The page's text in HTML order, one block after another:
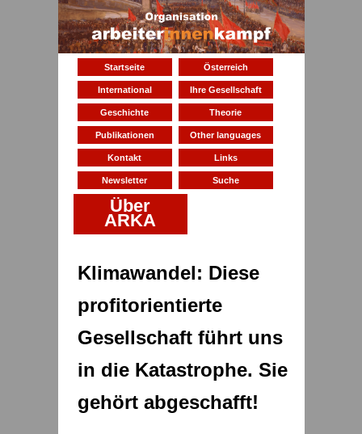
Startseite Österreich
International Ihre Gesellschaft
Geschichte Theorie
Publikationen Other languages
Kontakt Links
Newsletter Suche
Über
ARKA
Klimawandel: Diese
profitorientierte
Gesellschaft führt uns
in die Katastrophe. Sie
gehört abgeschafft!